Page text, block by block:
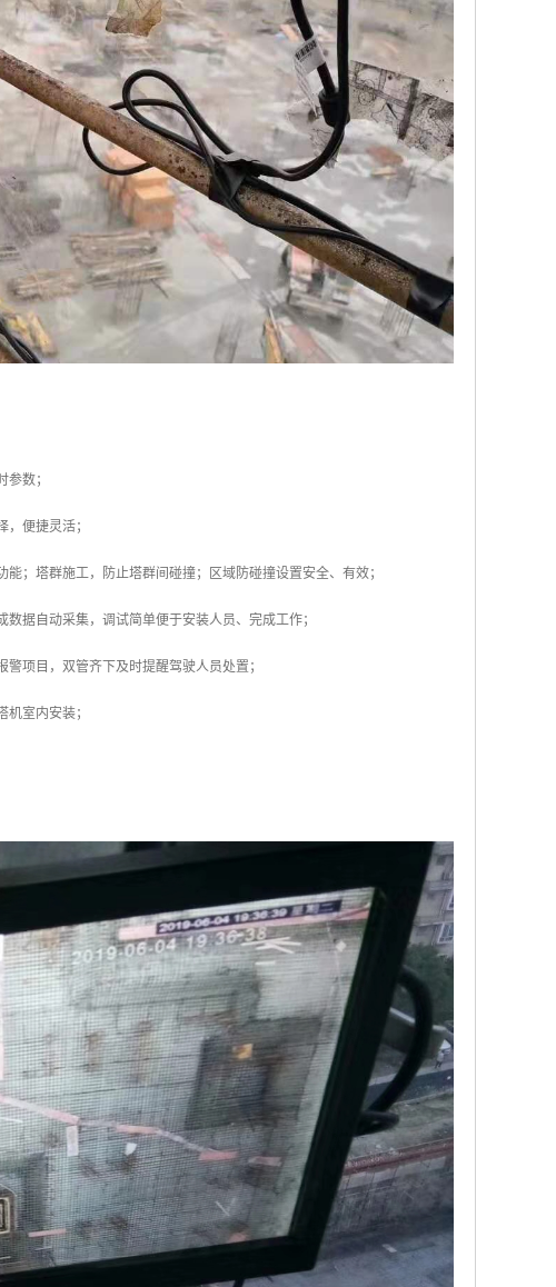
数；
便捷灵活；
；塔群施工，防止塔群间碰撞；区域防碰撞设置安全、有效；
据自动采集，调试简单便于安装人员、完成工作；
项目，双管齐下及时提醒驾驶人员处置；
室内安装；